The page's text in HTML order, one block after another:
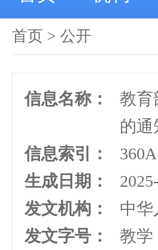
首页 > 公开
信息名称：
教育
的通
信息索引：
生成日期：
发文机构：
中华
发文字号：
教学